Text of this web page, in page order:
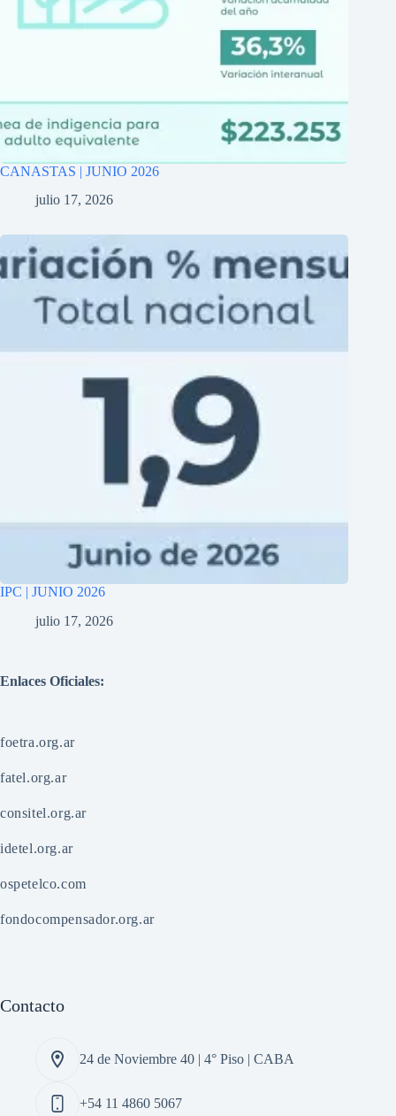
CANASTAS | JUNIO 2026
julio 17, 2026
IPC | JUNIO 2026
julio 17, 2026
Enlaces Oficiales:
foetra.org.ar
fatel.org.ar
consitel.org.ar
idetel.org.ar
ospetelco.com
fondocompensador.org.ar
Contacto
24 de Noviembre 40 | 4° Piso | CABA
+54 11 4860 5067